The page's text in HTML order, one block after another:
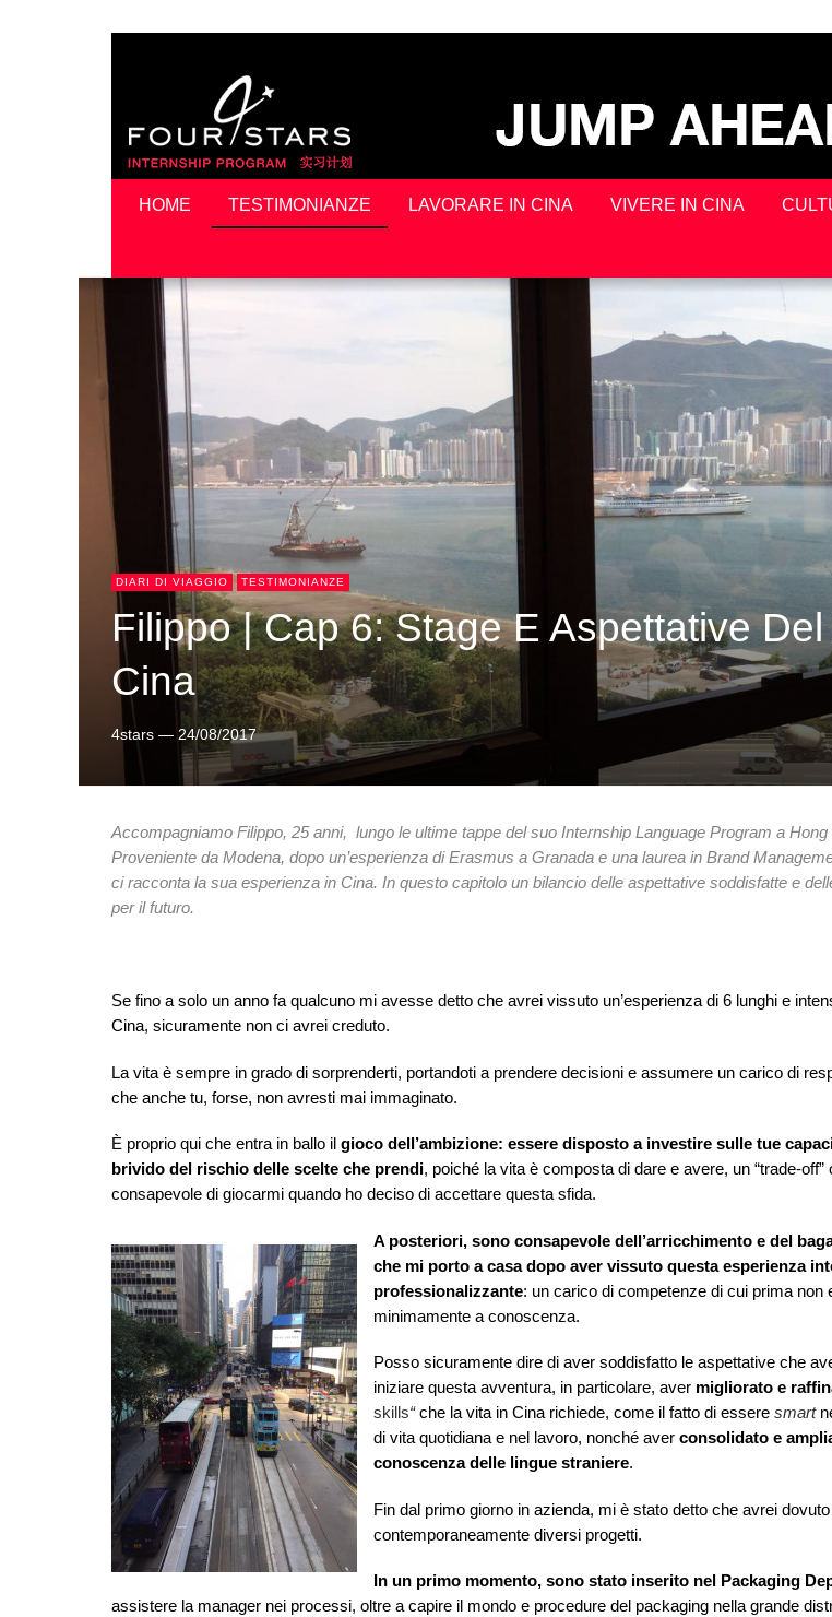
HOME TESTIMONIANZE LAVORARE IN CINA VIVERE IN CINA
DIARI DI VIAGGIO TESTIMONIANZE
Filippo | Cap 6: Stage E Aspettative
Cina
4stars — 24/08/2017
Accompagniamo Filippo, 25 anni, lungo le ultime tappe del suo Internship Language Program a Hong
Proveniente da Modena, dopo un’esperienza di Erasmus a Granada e una laurea in Brand
ci racconta la sua esperienza in Cina. In questo capitolo un bilancio delle aspettative soddisfatte e
per il futuro.
Se fino a solo un anno fa qualcuno mi avesse detto che avrei vissuto un’esperienza di 6 lunghi e
Cina, sicuramente non ci avrei creduto.
La vita è sempre in grado di sorprenderti, portandoti a prendere decisioni e assumere un carico di
che anche tu, forse, non avresti mai immaginato.
È proprio qui che entra in ballo il gioco dell’ambizione: essere disposto a investire sulle tue
brivido del rischio delle scelte che prendi, poiché la vita è composta di dare e avere, un “trade-off”
consapevole di giocarmi quando ho deciso di accettare questa sfida.
A posteriori, sono consapevole dell’arricchimento e del
che mi porto a casa dopo aver vissuto questa esperienza
professionalizzante: un carico di competenze di cui prima non
minimamente a conoscenza.
Posso sicuramente dire di aver soddisfatto le aspettative che
iniziare questa avventura, in particolare, aver migliorato e
skills“che la vita in Cina richiede, come il fatto di essere smart
di vita quotidiana e nel lavoro, nonché aver consolidato e
conoscenza delle lingue straniere.
Fin dal primo giorno in azienda, mi è stato detto che avrei
contemporaneamente diversi progetti.
In un primo momento, sono stato inserito nel Packaging
assistere la manager nei processi, oltre a capire il mondo e procedure del packaging nella grande